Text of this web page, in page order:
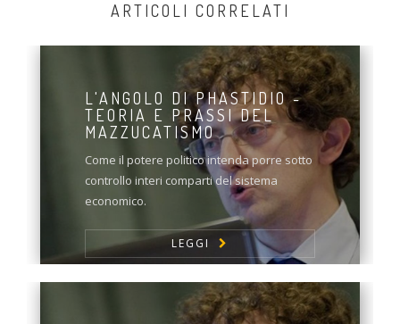
ARTICOLI CORRELATI
L'ANGOLO DI PHASTIDIO -
TEORIA E PRASSI DEL
MAZZUCATISMO
Come il potere politico intenda porre sotto
controllo interi comparti del sistema
economico.
LEGGI